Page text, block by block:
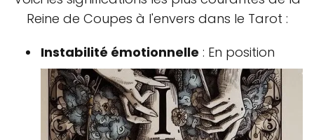
Reine de Coupes à l'envers dans le Tarot :
Instabilité émotionnelle : En position